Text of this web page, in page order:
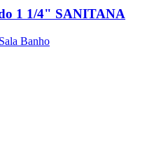
1 1/4" SANITANA
Banho